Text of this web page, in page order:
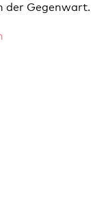
der Gegenwart.